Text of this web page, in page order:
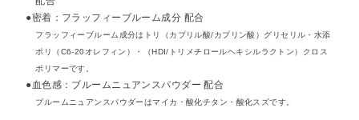
●密着：フラッフィーブルーム成分 配合
フラッフィーブルーム成分はトリ（カプリル酸/カプリン酸）グリセリル・水添
ポリ（C6-20オレフィン）・（HDI/トリメチロールヘキシルラクトン）クロス
ポリマーです。
●血色感：ブルームニュアンスパウダー 配合
ブルームニュアンスパウダーはマイカ・酸化チタン・酸化スズです。